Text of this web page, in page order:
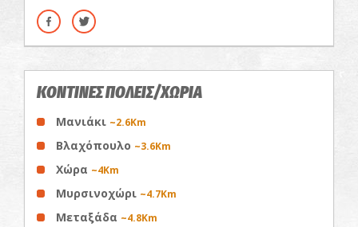
ΚΟΝΤΙΝΕΣ ΠΟΛΕΙΣ/ΧΩΡΙΑ
Μανιάκι ~2.6Km
Βλαχόπουλο ~3.6Km
Χώρα ~4Km
Μυρσινοχώρι ~4.7Km
Μεταξάδα ~4.8Km